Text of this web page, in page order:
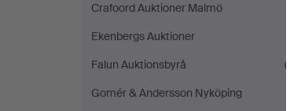
Crafoord Auktioner Malmö
Ekenbergs Auktioner
Falun Auktionsbyrå
(2)
Gomér & Andersson Nyköping